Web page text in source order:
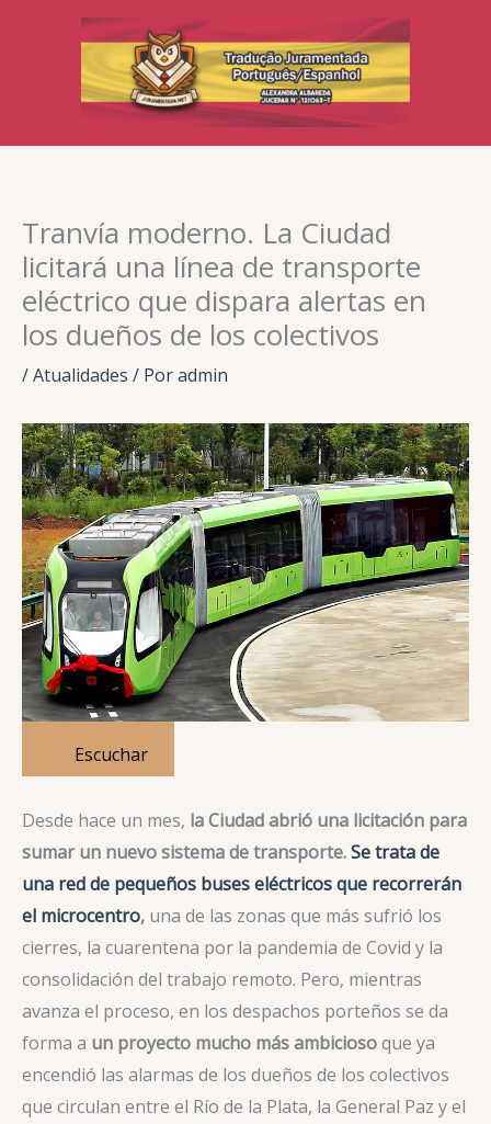
Tranvía moderno. La Ciudad
licitará una línea de transporte
eléctrico que dispara alertas en
los dueños de los colectivos
/Atualidades / Poradmin
Escuchar
Desde hace un mes, la Ciudad abrió una licitación para
sumar un nuevo sistema de transporte.Se trata de
una red de pequeños buses eléctricos que recorrerán
el microcentro, una de las zonas que más sufrió los
cierres, la cuarentena por la pandemia de Covid y la
consolidación del trabajo remoto. Pero, mientras
avanza el proceso, en los despachos porteños se da
forma a un proyecto mucho más ambiciosoque ya
encendió las alarmas de los dueños de los colectivos
que circulan entre el Río de la Plata, la General Paz y el